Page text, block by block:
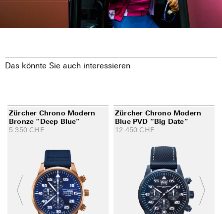
Das könnte Sie auch interessieren
Zürcher Chrono Modern
Bronze “Deep Blue”
5.350 CHF
Zürcher Chrono Modern
Blue PVD “Big Date”
12.450 CHF